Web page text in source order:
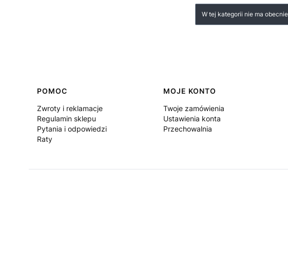
Lista produktów
W tej kategorii nie ma
Linki w stopce
POMOC
Zwroty i reklamacje
Regulamin sklepu
Pytania i odpowiedzi
Raty
MOJE KONTO
Twoje zamówienia
Ustawienia konta
Przechowalnia